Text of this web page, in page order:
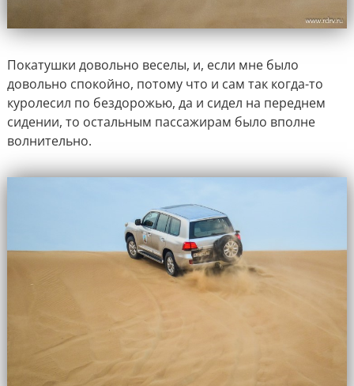
Покатушки довольно веселы, и, если мне было
довольно спокойно, потому что и сам так когда-то
куролесил по бездорожью, да и сидел на переднем
сидении, то остальным пассажирам было вполне
волнительно.